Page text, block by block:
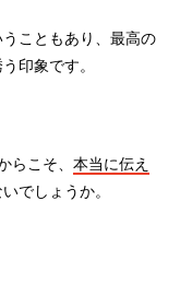
こともあり、最高の
印象です。
らこそ、 本当に伝え
でしょうか。